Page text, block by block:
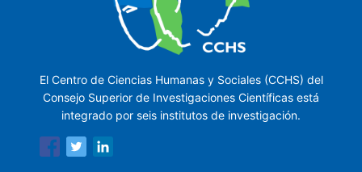
El Centro de Ciencias Humanas y Sociales (CCHS) del
Consejo Superior de Investigaciones Científicas está
integrado por seis institutos de investigación.